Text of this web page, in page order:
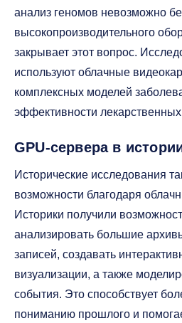
анализ геномов невозможно
высокопроизводительного
закрывает этот вопрос.
используют облачные
комплексных моделей
эффективности
GPU-сервера в
Исторические исследования
возможности благодаря
Историки получили
анализировать большие
записей, создавать
визуализации, а также
события. Это способствует
пониманию прошлого и